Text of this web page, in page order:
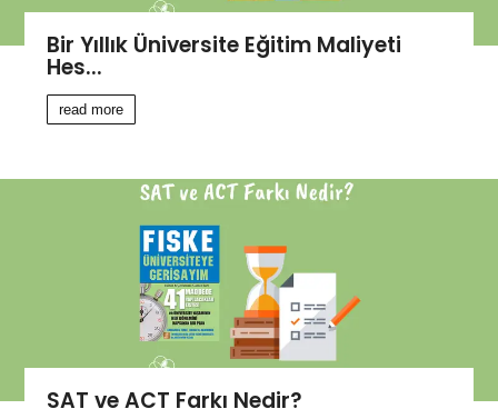
Bir Yıllık Üniversite Eğitim Maliyeti
Hes...
read more
SAT ve ACT Farkı Nedir?